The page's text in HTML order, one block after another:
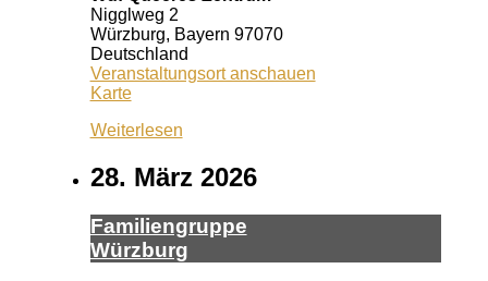
Nigglweg 2
Würzburg, Bayern 97070
Deutschland
Veranstaltungsort anschauen
KarteWuf
Zentrum
Weiterlesen
28. März 2026
Fa­mi­li­en­grup­pe
Würz­burg